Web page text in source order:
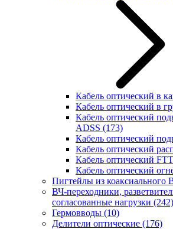
Кабель оптический в
Кабель оптический в
Кабель оптический
ADSS (173)
Кабель оптический
Кабель оптический
Кабель оптический
Кабель оптический
Пигтейлы из коаксиального
ВЧ-переходники,
согласованные нагрузки (242)
Гермовводы (10)
Делители оптические (176)